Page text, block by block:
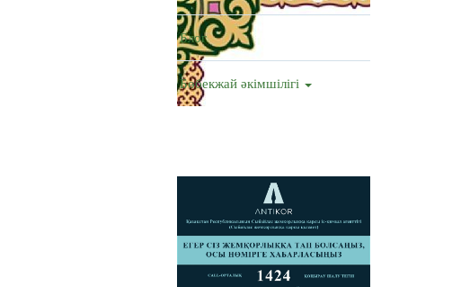
Блог
Бөбекжай әкімшілігі